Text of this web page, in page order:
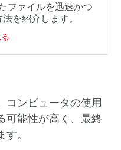
ファイルを迅速かつ
を紹介します。
コンピュータの使用
可能性が高く、最終
。